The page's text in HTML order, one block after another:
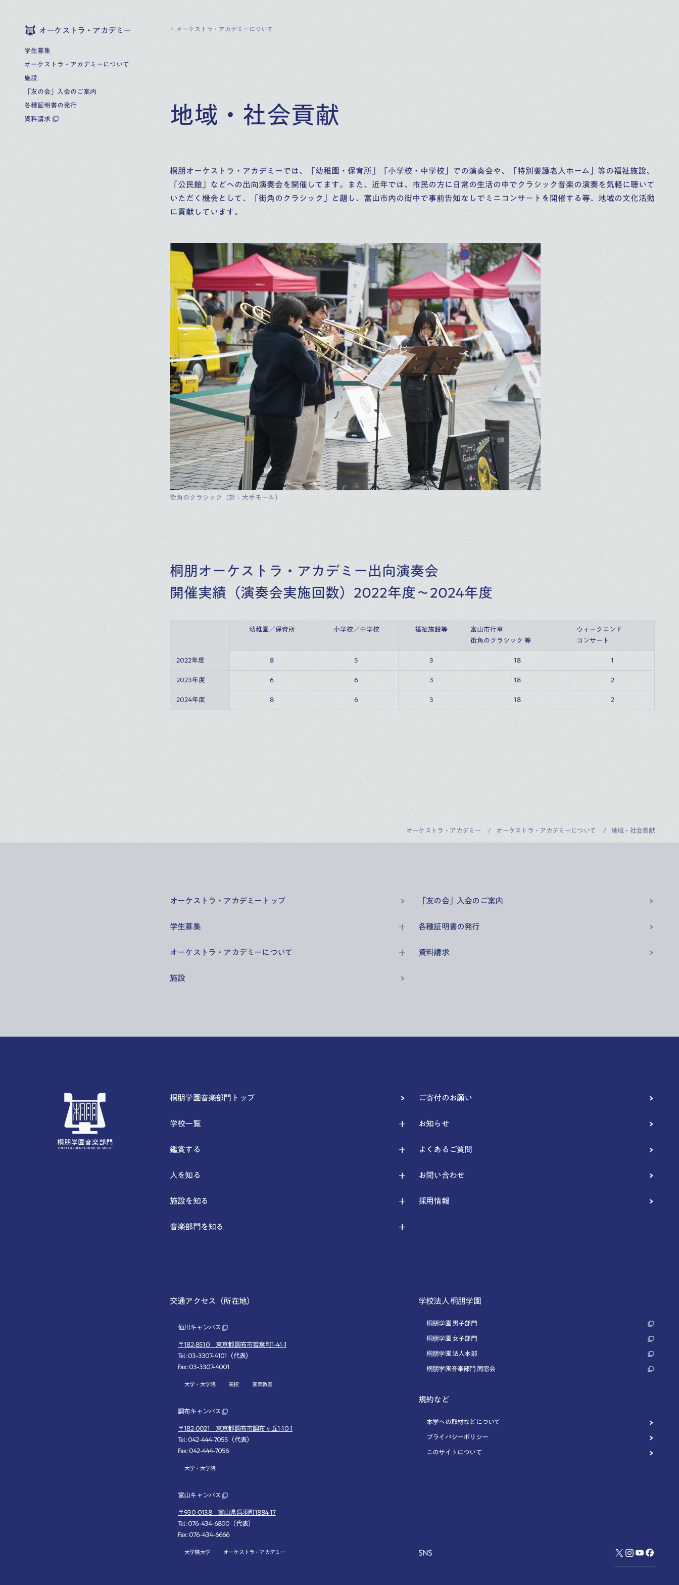
オーケストラ・アカデミー
学生募集
オーケストラ・アカデミーについて
施設
「友の会」入会のご案内
各種証明書の発行
資料請求
オーケストラ・アカデミーについて
地域・社会貢献
桐朋オーケストラ・アカデミーでは、「幼稚園・保育所」「小学校・中学校」での演奏会や、「特別養護老人ホーム」等の福祉施設、
「公民館」などへの出向演奏会を開催してます。また、近年では、市民の方に日常の生活の中でクラシック音楽の演奏を気軽に聴いて
いただく機会として、「街角のクラシック」と題し、富山市内の街中で事前告知なしでミニコンサートを開催する等、地域の文化活動
に貢献しています。
街角のクラシック（於：大手モール）
桐朋オーケストラ・アカデミー出向演奏会
開催実績（演奏会実施回数）2022年度～2024年度
幼稚園／保育所 小学校／中学校 福祉施設等
富山市行事
街角のクラシック 等
ウィークエンド
コンサート
2022年度 8 5 3 18 1
2023年度 6 6 3 18 2
2024年度 8 6 3 18 2
オーケストラ・アカデミー オーケストラ・アカデミーについて 地域・社会貢献
オーケストラ・アカデミー トップ
学生募集
オーケストラ・アカデミーについて
施設
「友の会」入会のご案内
各種証明書の発行
資料請求
桐朋学園音楽部門トップ
学校一覧
鑑賞する
人を知る
施設を知る
音楽部門を知る
ご寄付のお願い
お知らせ
よくあるご質問
お問い合わせ
採用情報
交通アクセス（所在地）
仙川キャンパス
〒182-8510 東京都調布市若葉町1-41-1
Tel: 03-3307-4101（代表）
Fax: 03-3307-4001
大学・大学院 高校 音楽教室
調布キャンパス
〒182-0021 東京都調布市調布ヶ丘1-10-1
Tel: 042-444-7055（代表）
Fax: 042-444-7056
大学・大学院
富山キャンパス
〒930-0138 富山県呉羽町1884-17
Tel: 076-434-6800（代表）
Fax: 076-434-6666
大学院大学 オーケストラ・アカデミー
学校法人 桐朋学園
桐朋学園 男子部門
桐朋学園 女子部門
桐朋学園 法人本部
桐朋学園音楽部門 同窓会
規約など
本学への取材などについて
プライバシーポリシー
このサイトについて
SNS